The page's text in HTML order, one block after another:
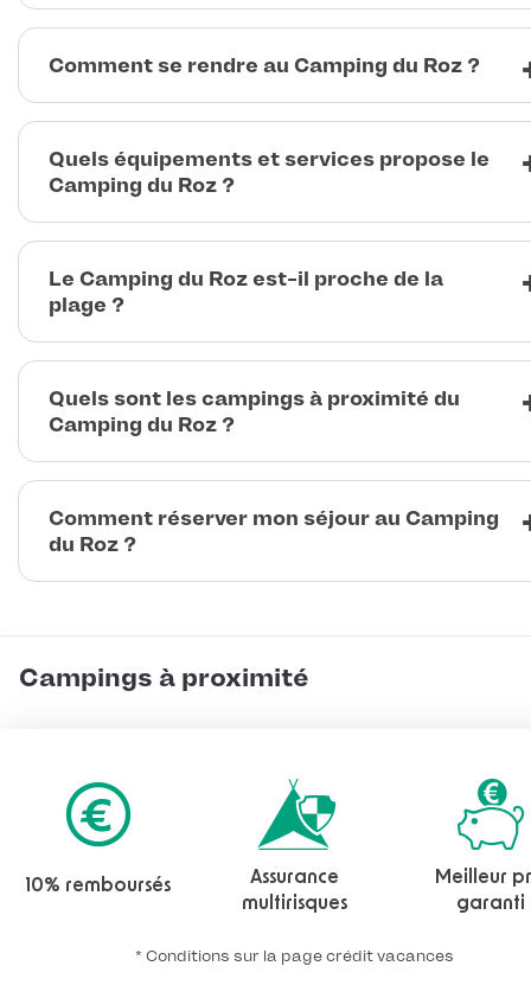
Comment se rendre au Camping du Roz ?
Quels équipements et services propose le
Camping du Roz ?
Le Camping du Roz est-il proche de la
plage ?
Quels sont les campings à proximité du
Camping du Roz ?
Comment réserver mon séjour au Camping
du Roz ?
Campings à proximité
10% remboursés
Assurance
multirisques
Meilleur
garanti
* Conditions sur la page crédit vacances